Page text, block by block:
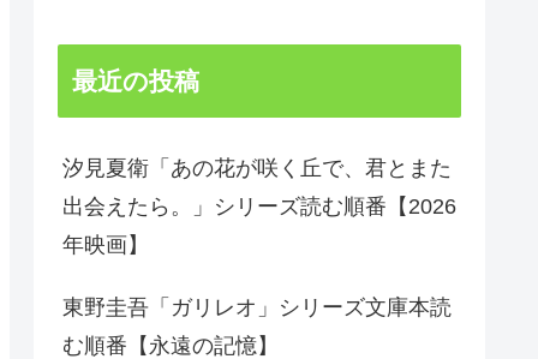
最近の投稿
汐見夏衛「あの花が咲く丘で、君とまた
出会えたら。」シリーズ読む順番【2026
年映画】
東野圭吾「ガリレオ」シリーズ文庫本読
む順番【永遠の記憶】